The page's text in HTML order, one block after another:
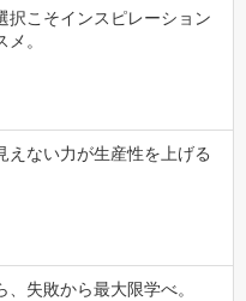
択こそインスピレーション
。
えない力が生産性を上げる
、失敗から最大限学べ。